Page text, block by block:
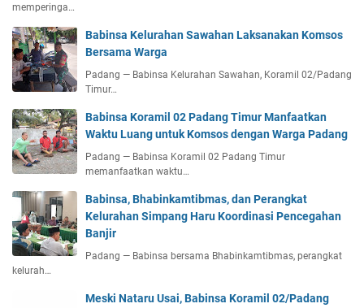
memperinga…
Babinsa Kelurahan Sawahan Laksanakan Komsos
Bersama Warga
Padang — Babinsa Kelurahan Sawahan, Koramil 02/Padang
Timur…
Babinsa Koramil 02 Padang Timur Manfaatkan
Waktu Luang untuk Komsos dengan Warga Padang
Padang — Babinsa Koramil 02 Padang Timur
memanfaatkan waktu…
Babinsa, Bhabinkamtibmas, dan Perangkat
Kelurahan Simpang Haru Koordinasi Pencegahan
Banjir
Padang — Babinsa bersama Bhabinkamtibmas, perangkat
kelurah…
Meski Nataru Usai, Babinsa Koramil 02/Padang